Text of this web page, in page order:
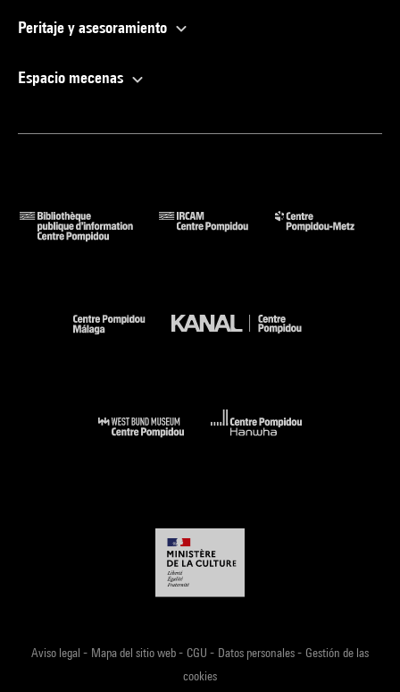
Peritaje y asesoramiento
Espacio mecenas
Aviso legal - Mapa del sitio web- CGU - Datos personales- Gestión de las
cookies